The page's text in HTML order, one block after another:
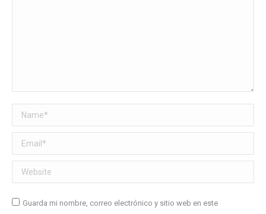
Name *
Email *
Website
Guarda mi nombre, correo electrónico y sitio web en este